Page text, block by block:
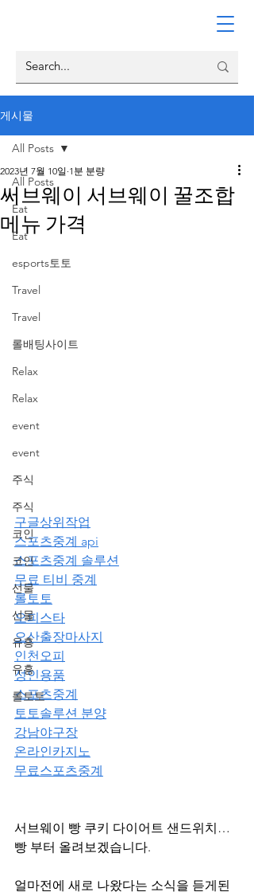
게시물
All Posts
Eat
Eat
esports토토
Travel
Travel
롤배팅사이트
Relax
Relax
event
event
주식
주식
코인
코인
선물
선물
유흥
유흥
롤토토
All Posts
써브웨이 서브웨이 꿀조합
메뉴 가격
2023년 7월 10일 1분 분량
구글상위작업
스포츠중계 api
스포츠중계 솔루션
무료 티비 중계
롤토토
오피스타
오산출장마사지
인천오피
성인용품
스포츠중계
토토솔루션 분양
강남야구장
온라인카지노
무료스포츠중계
서브웨이 빵 쿠키 다이어트 샌드위치…
빵 부터 올려보겠습니다.
얼마전에 새로 나왔다는 소식을 듣게된